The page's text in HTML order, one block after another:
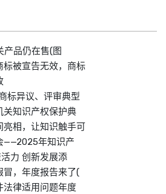
产品仍在售(图
标被宣告无效，商标
标异议、评审典型
关知识产权保护典
相，让知识触手可
——2025年知识产
力 创新发展添
冒，年度报告来了(
法律适用问题年度